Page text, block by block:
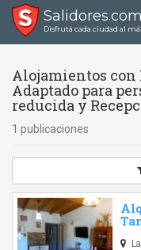
Salidores.com
Disfrutá cada ciudad al
Alojamientos
Adaptado para
reducida y
1 publicaciones